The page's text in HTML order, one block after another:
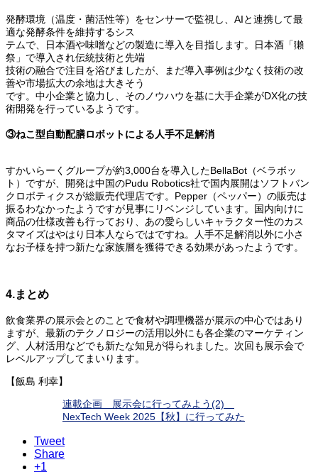
発酵環境（温度・菌活性等）をセンサーで監視し、AIと連携して最
適な発酵条件を維持するシス
テムで、日本酒や味噌などの製造に導入を目指します。日本酒「獺
祭」で導入され伝統技術と先端
技術の融合で注目を浴びましたが、まだ導入事例は少なく技術の改
善や市場拡大の余地は大きそう
です。中小企業と協力し、そのノウハウを基に大手企業がDX化の技
術開発を行っているようです。
③ねこ型自動配膳ロボットによる人手不足解消
すかいらーくグループが約3,000台を導入したBellaBot（ベラボッ
ト）ですが、開発は中国のPudu Robotics社で国内展開はソフトバン
クロボティクスが総販売代理店です。Pepper（ペッパー）の販売は
振るわなかったようですが見事にリベンジしています。国内向けに
商品の仕様改善も行っており、あの愛らしいキャラクター性のカス
タマイズはやはり日本人ならではですね。人手不足解消以外に小さ
なお子様を持つ新たな家族層を獲得できる効果があったようです。
4.まとめ
飲食業界の展示会とのことで食材や調理機器が展示の中心ではあり
ますが、最新のテクノロジーの活用以外にも各企業のマーケティン
グ、人材活用などでも新たな知見が得られました。次回も展示会で
レベルアップしてまいります。
【飯島 利幸】
連載企画 展示会に行ってみよう(2)
NexTech Week 2025【秋】に行ってみた
Tweet
Share
+1